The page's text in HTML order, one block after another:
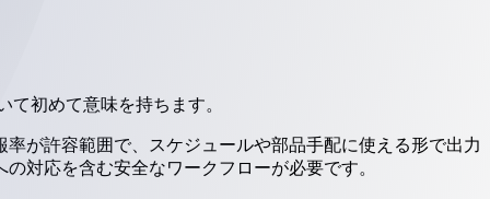
初めて意味を持ちます。
が許容範囲で、スケジュールや部品手配に使える形で出力
対応を含む安全なワークフローが必要です。